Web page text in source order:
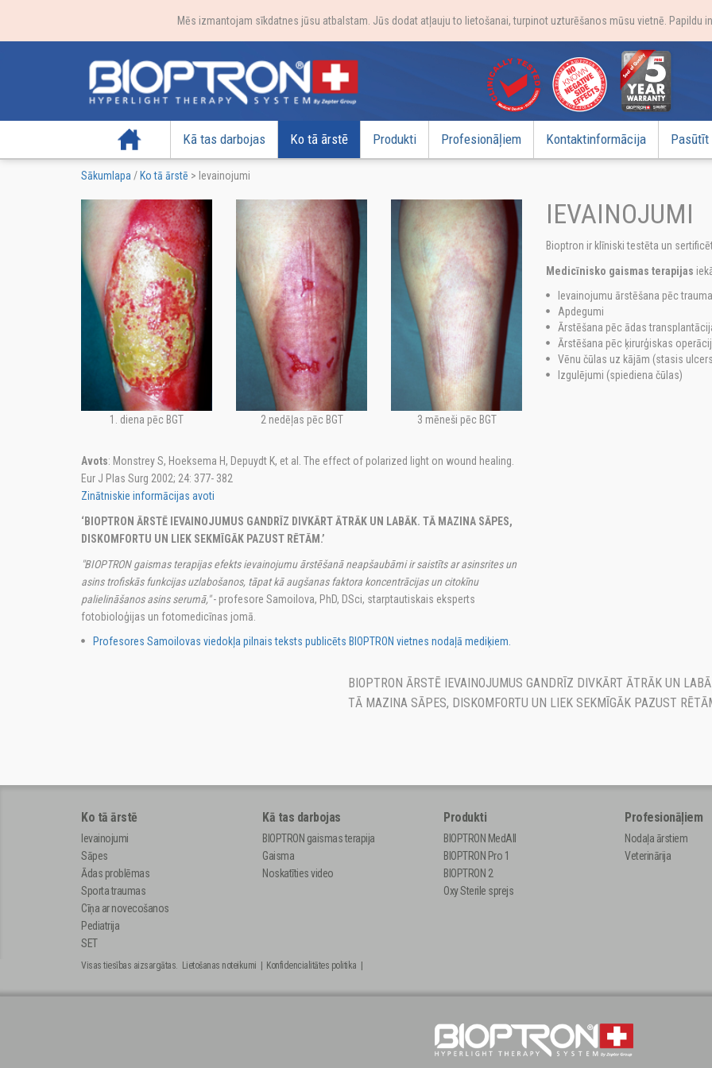
Mēs izmantojam sīkdatnes jūsu atbalstam. Jūs dodat atļauju to lietošanai, turpinot uzturēšanos mūsu vietnē. Papildu
Sākumlapa Kā tas darbojas Ko tā ārstē Produkti Profesionāļiem Kontaktinformācija Pasūtīt
Sākumlapa / Ko tā ārstē > Ievainojumi
1. diena pēc BGT 2 nedēļas pēc BGT 3 mēneši pēc BGT
Avots: Monstrey S, Hoeksema H, Depuydt K, et al. The effect of polarized light on wound healing.
Eur J Plas Surg 2002; 24: 377- 382
Zinātniskie informācijas avoti
‘BIOPTRON ĀRSTĒ IEVAINOJUMUS GANDRĪZ DIVKĀRT ĀTRĀK UN LABĀK. TĀ MAZINA SĀPES,
DISKOMFORTU UN LIEK SEKMĪGĀK PAZUST RĒTĀM.’
"BIOPTRON gaismas terapijas efekts ievainojumu ārstēšanā neapšaubāmi ir saistīts ar asinsrites un
asins trofiskās funkcijas uzlabošanos, tāpat kā augšanas faktora koncentrācijas un citokīnu
palielināšanos asins serumā,"- profesore Samoilova, PhD, DSci, starptautiskais eksperts
fotobioloģijas un fotomedicīnas jomā.
Profesores Samoilovas viedokļa pilnais teksts publicēts BIOPTRON vietnes nodaļā mediķiem.
IEVAINOJUMI
Bioptron ir klīniski testēta un
Medicīnisko gaismas terapijas
Ievainojumu ārstēšana pēc
Apdegumi
Ārstēšana pēc ādas
Ārstēšana pēc ķirurģiskas
Vēnu čūlas uz kājām (stasis
Izgulējumi (spiediena čūlas)
BIOPTRON ĀRSTĒ IEVAINOJUMUS GANDRĪZ DIVKĀRT ĀTRĀK UN
TĀ MAZINA SĀPES, DISKOMFORTU UN LIEK SEKMĪGĀK PAZUST
Ko tā ārstē
Ievainojumi
Sāpes
Ādas problēmas
Sporta traumas
Cīņa ar novecošanos
Pediatrija
SET
Kā tas darbojas
BIOPTRON gaismas terapija
Gaisma
Noskatīties video
Produkti
BIOPTRON MedAll
BIOPTRON Pro 1
BIOPTRON 2
Oxy Sterile sprejs
Profesionāļiem
Nodaļa ārstiem
Veterinārija
Visas tiesības aizsargātas. Lietošanas noteikumi | Konfidencialitātes politika |